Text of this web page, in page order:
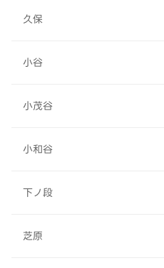
久保
小谷
小茂谷
小和谷
下ノ段
芝原